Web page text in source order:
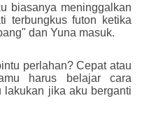
biasanya meninggalkan
terbungkus futon ketika
dan Yuna masuk.
perlahan? Cepat atau
harus belajar cara
lakukan jika aku berganti